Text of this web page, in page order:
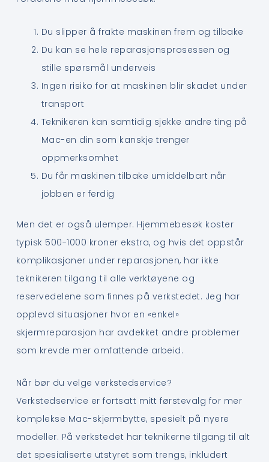
Du slipper å frakte maskinen frem og tilbake
Du kan se hele reparasjonsprosessen og
stille spørsmål underveis
Ingen risiko for at maskinen blir skadet under
transport
Teknikeren kan samtidig sjekke andre ting på
Mac-en din som kanskje trenger
oppmerksomhet
Du får maskinen tilbake umiddelbart når
jobben er ferdig
Men det er også ulemper. Hjemmebesøk koster
typisk 500-1000 kroner ekstra, og hvis det oppstår
komplikasjoner under reparasjonen, har ikke
teknikeren tilgang til alle verktøyene og
reservedelene som finnes på verkstedet. Jeg har
opplevd situasjoner hvor en «enkel»
skjermreparasjon har avdekket andre problemer
som krevde mer omfattende arbeid.
Når bør du velge verkstedservice?
Verkstedservice er fortsatt mitt førstevalg for mer
komplekse Mac-skjermbytte, spesielt på nyere
modeller. På verkstedet har teknikerne tilgang til alt
det spesialiserte utstyret som trengs, inkludert